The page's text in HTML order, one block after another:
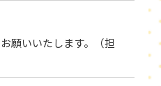
願いいたします。（担